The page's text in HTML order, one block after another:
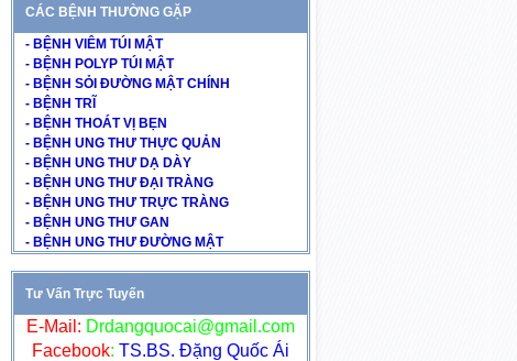
CÁC BỆNH THƯỜNG GẶP
- BỆNH VIÊM TÚI MẬT
- BỆNH POLYP TÚI MẬT
- BỆNH SỎI ĐƯỜNG MẬT CHÍNH
- BỆNH TRĨ
- BỆNH THOÁT VỊ BẸN
- BỆNH UNG THƯ THỰC QUẢN
- BỆNH UNG THƯ DẠ DÀY
- BỆNH UNG THƯ ĐẠI TRÀNG
- BỆNH UNG THƯ TRỰC TRÀNG
- BỆNH UNG THƯ GAN
- BỆNH UNG THƯ ĐƯỜNG MẬT
Tư Vấn Trực Tuyến
E-Mail: Drdangquocai@gmail.com
Facebook: TS.BS. Đặng Quốc Ái